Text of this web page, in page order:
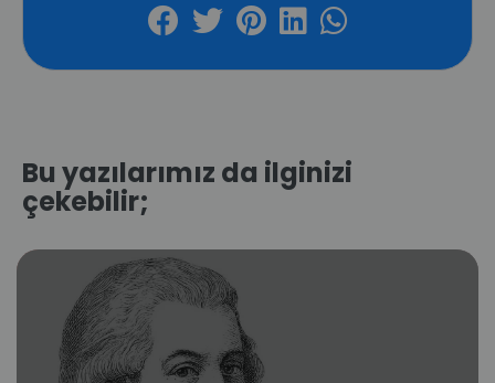
Bu yazılarımız da ilginizi
çekebilir;